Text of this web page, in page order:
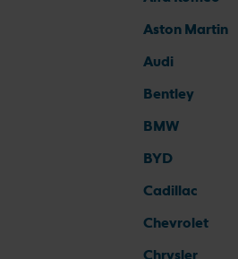
Aston Martin
Audi
Bentley
BMW
BYD
Cadillac
Chevrolet
Chrysler